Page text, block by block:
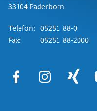
33104 Paderborn
Telefon: 05251 88-0
Fax:
05251 88-2000